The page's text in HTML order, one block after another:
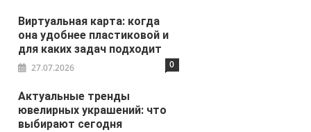
Виртуальная карта: когда
она удобнее пластиковой и
для каких задач подходит
27.07.2026 0
Актуальные тренды
ювелирных украшений: что
выбирают сегодня